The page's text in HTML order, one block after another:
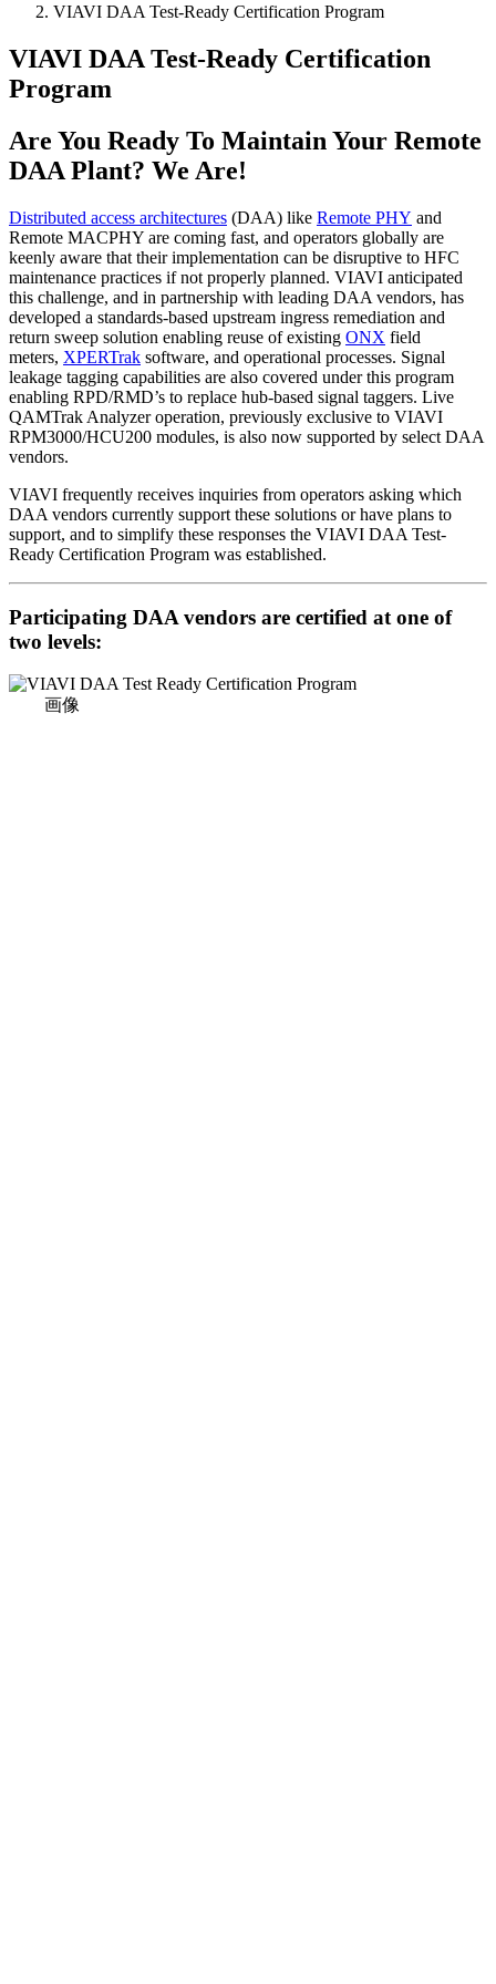
VIAVI DAA Test-Ready Certification Program
VIAVI DAA Test-Ready Certification
Program
Are You Ready To Maintain Your Remote
DAA Plant? We Are!
Distributed access architectures (DAA) like Remote PHY and
Remote MACPHY are coming fast, and operators globally are
keenly aware that their implementation can be disruptive to HFC
maintenance practices if not properly planned. VIAVI anticipated
this challenge, and in partnership with leading DAA vendors, has
developed a standards-based upstream ingress remediation and
return sweep solution enabling reuse of existing ONX field
meters, XPERTrak software, and operational processes. Signal
leakage tagging capabilities are also covered under this program
enabling RPD/RMD’s to replace hub-based signal taggers. Live
QAMTrak Analyzer operation, previously exclusive to VIAVI
RPM3000/HCU200 modules, is also now supported by select DAA
vendors.
VIAVI frequently receives inquiries from operators asking which
DAA vendors currently support these solutions or have plans to
support, and to simplify these responses the VIAVI DAA Test-
Ready Certification Program was established.
Participating DAA vendors are certified at one of
two levels:
画像